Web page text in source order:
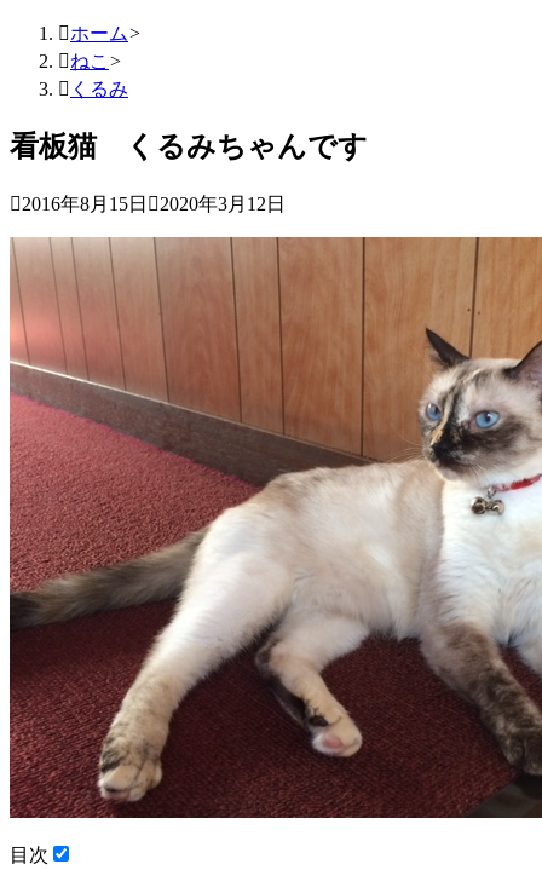
ホーム>
ねこ >
 くるみ
看板猫 くるみちゃんです
2016年8月15日 2020年3月12日
目次